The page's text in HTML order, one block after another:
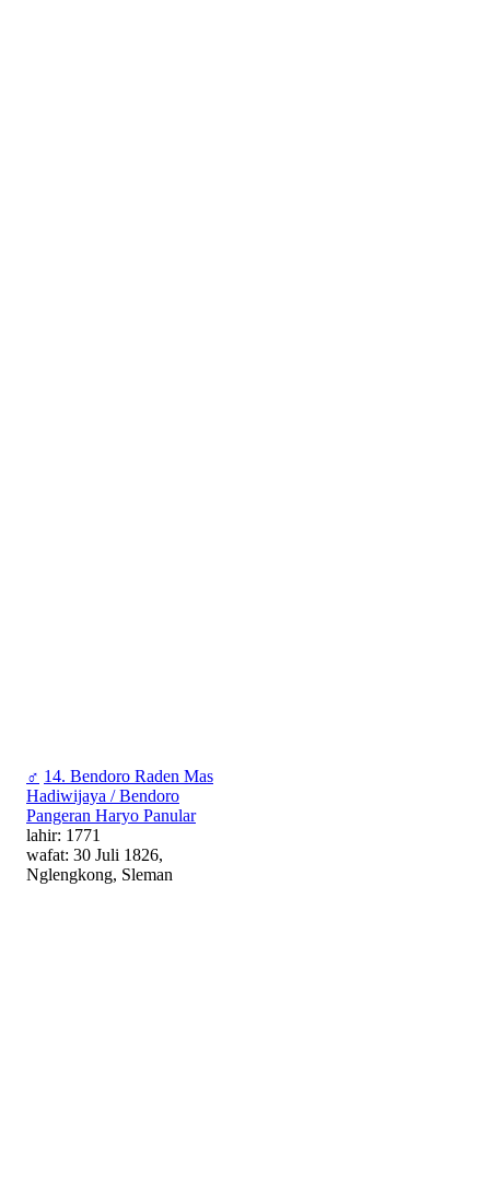
♂ 14. Bendoro Raden Mas
Hadiwijaya / Bendoro
Pangeran Haryo Panular
lahir: 1771
wafat: 30 Juli 1826,
Nglengkong, Sleman